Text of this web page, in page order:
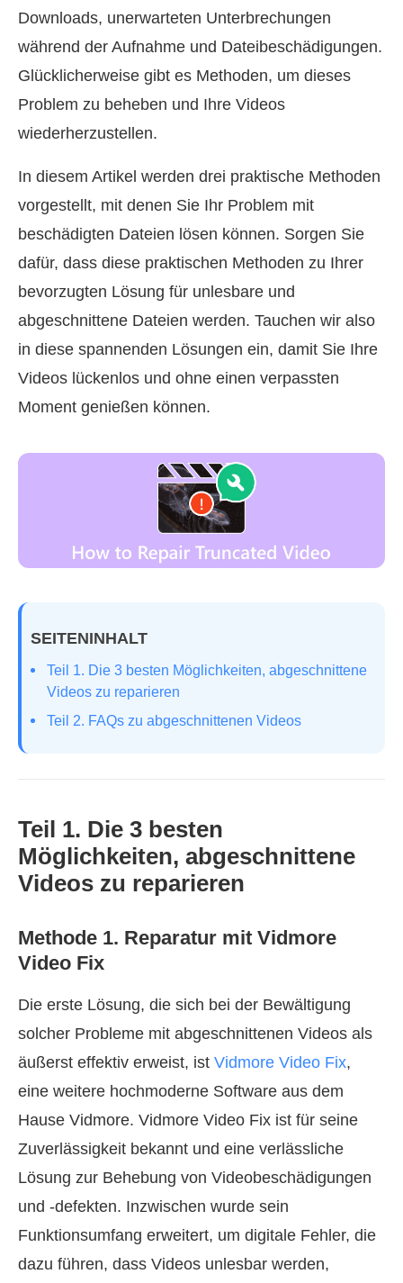
Downloads, unerwarteten Unterbrechungen
während der Aufnahme und Dateibeschädigungen.
Glücklicherweise gibt es Methoden, um dieses
Problem zu beheben und Ihre Videos
wiederherzustellen.
In diesem Artikel werden drei praktische Methoden
vorgestellt, mit denen Sie Ihr Problem mit
beschädigten Dateien lösen können. Sorgen Sie
dafür, dass diese praktischen Methoden zu Ihrer
bevorzugten Lösung für unlesbare und
abgeschnittene Dateien werden. Tauchen wir also
in diese spannenden Lösungen ein, damit Sie Ihre
Videos lückenlos und ohne einen verpassten
Moment genießen können.
SEITENINHALT
Teil 1. Die 3 besten Möglichkeiten, abgeschnittene
Videos zu reparieren
Teil 2. FAQs zu abgeschnittenen Videos
Teil 1. Die 3 besten
Möglichkeiten, abgeschnittene
Videos zu reparieren
Methode 1. Reparatur mit Vidmore
Video Fix
Die erste Lösung, die sich bei der Bewältigung
solcher Probleme mit abgeschnittenen Videos als
äußerst effektiv erweist, ist Vidmore Video Fix,
eine weitere hochmoderne Software aus dem
Hause Vidmore. Vidmore Video Fix ist für seine
Zuverlässigkeit bekannt und eine verlässliche
Lösung zur Behebung von Videobeschädigungen
und -defekten. Inzwischen wurde sein
Funktionsumfang erweitert, um digitale Fehler, die
dazu führen, dass Videos unlesbar werden,